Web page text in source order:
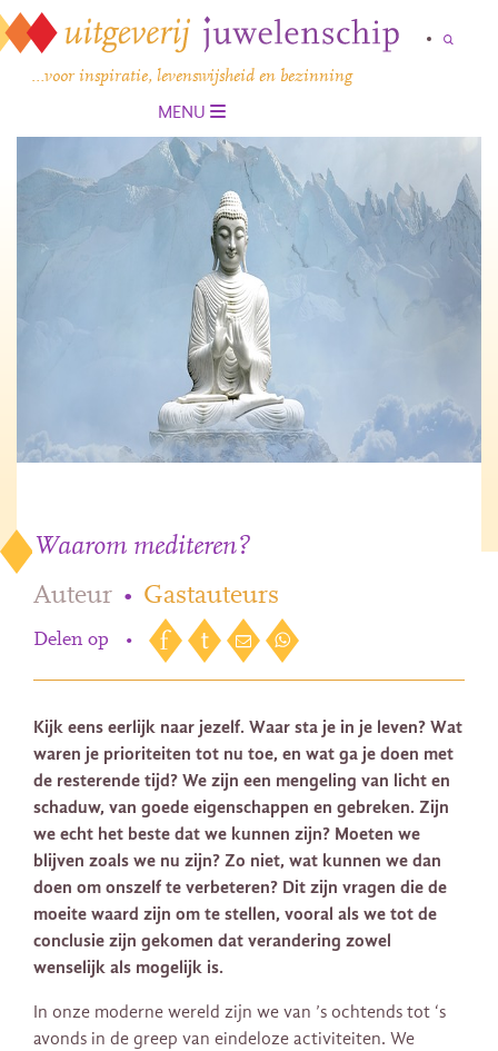
…voor inspiratie, levenswijsheid en bezinning
MENU
Waarom mediteren?
Auteur • Gastauteurs
Delen op •
Kijk eens eerlijk naar jezelf. Waar sta je in je leven? Wat
waren je prioriteiten tot nu toe, en wat ga je doen met
de resterende tijd? We zijn een mengeling van licht en
schaduw, van goede eigenschappen en gebreken. Zijn
we echt het beste dat we kunnen zijn? Moeten we
blijven zoals we nu zijn? Zo niet, wat kunnen we dan
doen om onszelf te verbeteren? Dit zijn vragen die de
moeite waard zijn om te stellen, vooral als we tot de
conclusie zijn gekomen dat verandering zowel
wenselijk als mogelijk is.
In onze moderne wereld zijn we van ’s ochtends tot ‘s
avonds in de greep van eindeloze activiteiten. We